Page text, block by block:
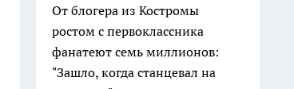
От блогера из Костромы
ростом с первоклассника
фанатеют семь миллионов:
"Зашло, когда станцевал на